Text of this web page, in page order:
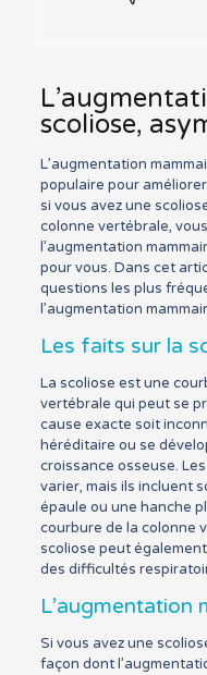
scoliose,
L’augmentation
populaire pour
si vous avez une
colonne vertébrale,
l’augmentation
pour vous. Dans cet
questions les plus
l’augmentation
Les faits sur la
La scoliose est une
vertébrale qui peut se
cause exacte soit
héréditaire ou se
croissance osseuse.
varier, mais ils incluent
épaule ou une hanche
courbure de la colonne
scoliose peut
des difficultés
L’augmentation
Si vous avez une
façon dont